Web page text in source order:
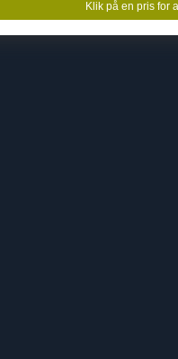
Klik på en pris for